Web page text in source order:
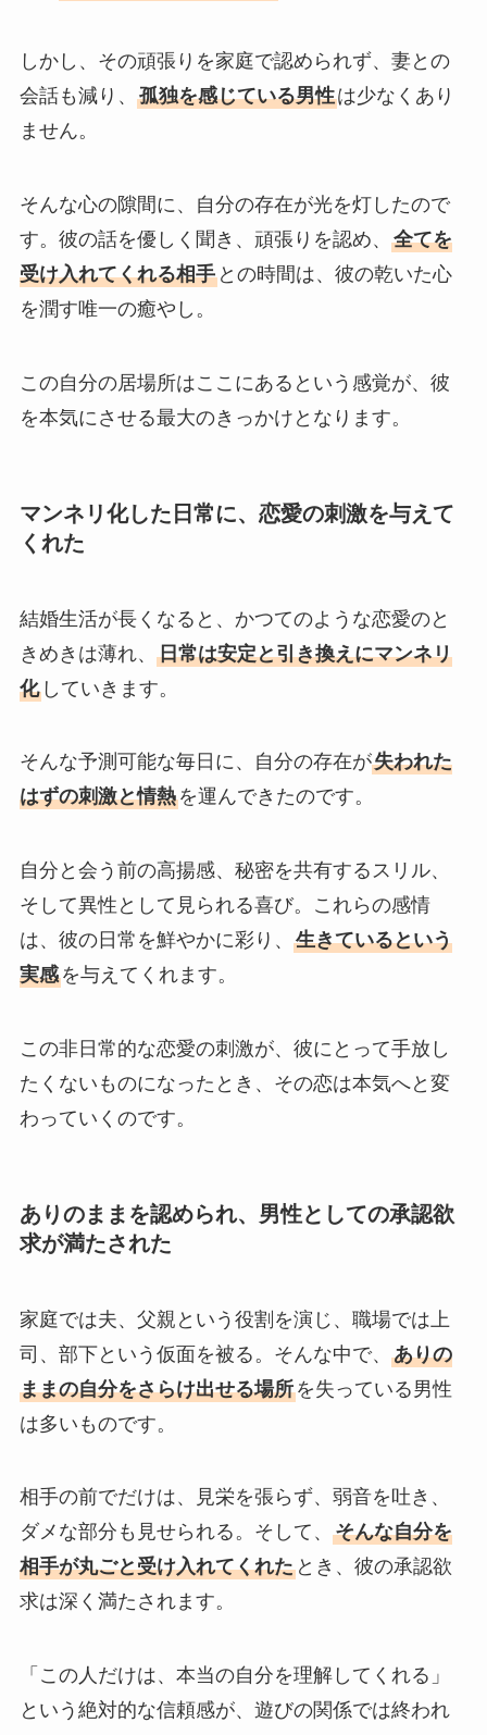
しかし、その頑張りを家庭で認められず、妻との
会話も減り、 孤独を感じている男性は少なくあり
ません。
そんな心の隙間に、自分の存在が光を灯したので
す。彼の話を優しく聞き、頑張りを認め、 全てを
受け入れてくれる相手との時間は、彼の乾いた心
を潤す唯一の癒やし。
この自分の居場所はここにあるという感覚が、彼
を本気にさせる最大のきっかけとなります。
マンネリ化した日常に、恋愛の刺激を与えて
くれた
結婚生活が長くなると、かつてのような恋愛のと
きめきは薄れ、 日常は安定と引き換えにマンネリ
化していきます。
そんな予測可能な毎日に、自分の存在が失われた
はずの刺激と情熱を運んできたのです。
自分と会う前の高揚感、秘密を共有するスリル、
そして異性として見られる喜び。これらの感情
は、彼の日常を鮮やかに彩り、 生きているという
実感を与えてくれます。
この非日常的な恋愛の刺激が、彼にとって手放し
たくないものになったとき、その恋は本気へと変
わっていくのです。
ありのままを認められ、男性としての承認欲
求が満たされた
家庭では夫、父親という役割を演じ、職場では上
司、部下という仮面を被る。そんな中で、 ありの
ままの自分をさらけ出せる場所を失っている男性
は多いものです。
相手の前でだけは、見栄を張らず、弱音を吐き、
ダメな部分も見せられる。そして、 そんな自分を
相手が丸ごと受け入れてくれたとき、彼の承認欲
求は深く満たされます。
「この人だけは、本当の自分を理解してくれる」
という絶対的な信頼感が、遊びの関係では終われ